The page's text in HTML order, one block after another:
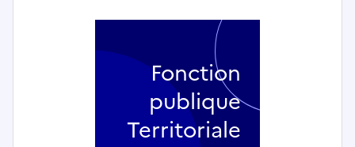
Fonction
publique
Territoriale